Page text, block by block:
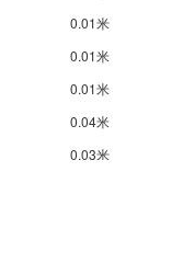
0.01米
0.01米
0.01米
0.04米
0.03米